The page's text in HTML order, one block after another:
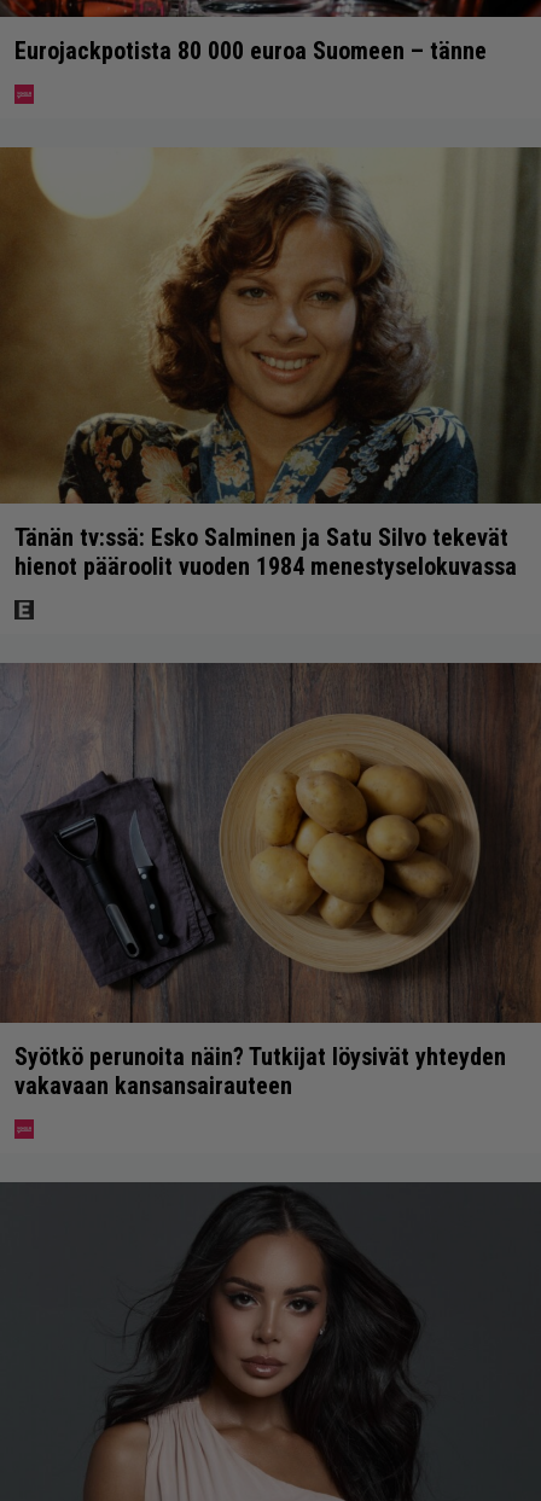
Eurojackpotista 80 000 euroa Suomeen – tänne
Tänän tv:ssä: Esko Salminen ja Satu Silvo tekevät
hienot pääroolit vuoden 1984 menestyselokuvassa
Syötkö perunoita näin? Tutkijat löysivät yhteyden
vakavaan kansansairauteen